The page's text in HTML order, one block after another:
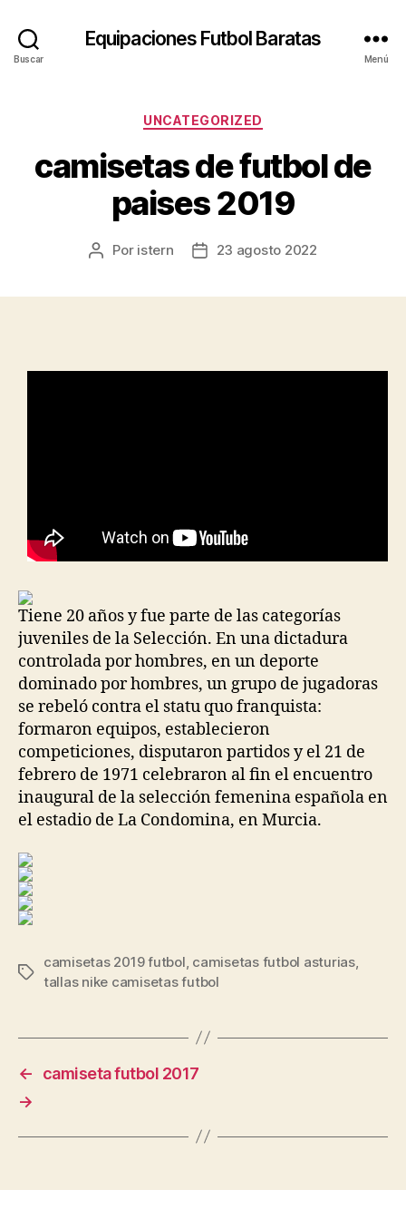
Buscar
Equipaciones Futbol Baratas
Menú
Categorías
UNCATEGORIZED
camisetas de futbol de
paises 2019
Autor
Por istern
Fecha23 agosto 2022
Tiene 20 años y fue parte de las categorías
juveniles de la Selección. En una dictadura
controlada por hombres, en un deporte
dominado por hombres, un grupo de jugadoras
se rebeló contra el statu quo franquista:
formaron equipos, establecieron
competiciones, disputaron partidos y el 21 de
febrero de 1971 celebraron al fin el encuentro
inaugural de la selección femenina española en
el estadio de La Condomina, en Murcia.
Etiquetas
camisetas 2019 futbol camisetas futbol asturias,
tallas nike camisetas futbol
←
camiseta futbol 2017
→